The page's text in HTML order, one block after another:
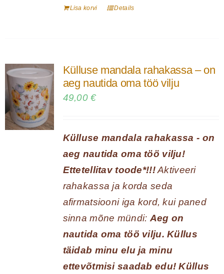
Lisa korvi Details
Külluse mandala rahakassa – on
aeg nautida oma töö vilju
49,00€
Külluse mandala rahakassa - on
aeg nautida oma töö vilju!
Ettetellitav toode*!!!Aktiveeri
rahakassa ja korda seda
afirmatsiooni iga kord, kui paned
sinna mõne mündi: Aeg on
nautida oma töö vilju. Küllus
täidab minu elu ja minu
ettevõtmisi saadab edu! Küllus